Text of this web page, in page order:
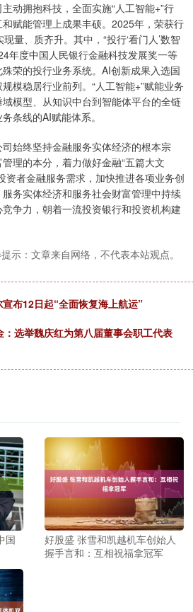
拥抱科技，全面实施“人工智能+”行
赋能管理上成果丰硕。2025年，荣获行
量、质齐升。其中，“投行‘看门人’数智
年度中国人民银行金融科技发展奖一等
荣的投行业务系统。AI创新成果入选国
模稳居行业前列。“人工智能+”赋能业务
模型、从知识中台到智能体平台的全链
条线的AI赋能体系。
始终坚持金融服务实体经济的根本宗
理的本分，着力做好金融“五篇大文
资者金融服务需求，加快推进各项业务创
务实体经济和服务社会财富管理中持续
争力，朝着一流投资银行和投资机构建
示：文章来自网络，不代表本站观点。
布12日起“全面恢复海上航运”
：选举魏庆红为第八届董事会职工代表
国
好股盛 张雪和凯越机车创始人
握手言和：互相祝福拿冠军